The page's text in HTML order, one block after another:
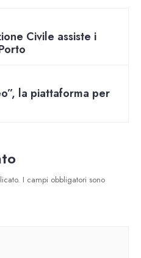
Civile assiste i
la piattaforma per
I campi obbligatori sono